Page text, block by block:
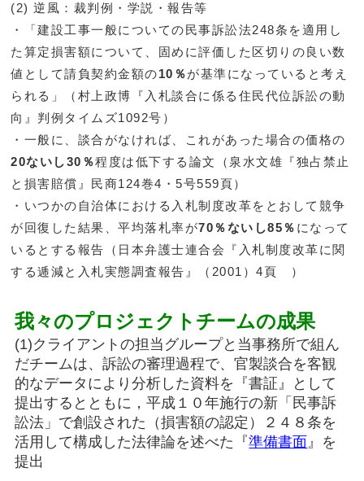
(2) 逆風：裁判例・学説・報告等
・「建設工事一般についての民事訴訟法248条を適用し
た算定損害額について、固めに評価した区切りの良い数
値として請負契約金額の10％が基準になっていると考え
られる」（村上政博『入札談合に係る住民代位訴訟の動
向』判例タイムズ1092号）
・一般に、談合がなければ、これがあった場合の価格の
20ないし30％程度は低下する論文（泉水文雄『独占禁止
と損害賠償』民商124巻4・5号559頁）
・いつかの自治体における入札制度改革をとおして競争
が回復した結果、平均落札率が70％ないし85％ になって
いるとする報告（日本弁護士連合会『入札制度改革に関
する逓減と入札実態調査報告』（2001）4頁 ）
我々のプロジェクトチームの成果
(1)クライアントの担当グループと当事務所で組ん
だチームは、訴訟の審理過程で、官製談合を客観
的なデータにより分析した資料を『書証』として
提出するとともに，平成１０年施行の新「民事訴
訟法」で創設された（損害額の認定）２４８条を
活用して構成した法律論を述べた『準備書面 』を
提出